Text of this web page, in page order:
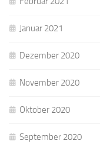
Januar 2021
Dezember 2020
November 2020
Oktober 2020
September 2020